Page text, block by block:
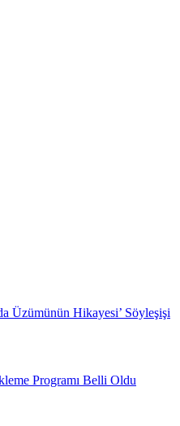
Üzümünün Hikayesi’ Söyleşişi
Programı Belli Oldu